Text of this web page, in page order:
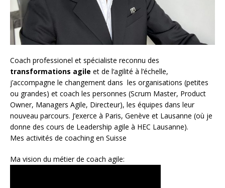
Coach professionel et spécialiste reconnu des
transformations agile et de l‘agilité à l’échelle,
j’accompagne le changement dans les organisations (petites
ou grandes) et coach les personnes (Scrum Master, Product
Owner, Managers Agile, Directeur), les équipes dans leur
nouveau parcours. J’exerce à Paris, Genève et Lausanne (où je
donne des cours de Leadership agile à HEC Lausanne).
Mes activités de coaching en Suisse
Ma vision du métier de coach agile: